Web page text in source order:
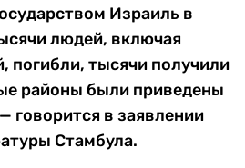
Израиль в
людей, включая
погибли, тысячи получили
районы были приведены
говорится в заявлении
Стамбула.